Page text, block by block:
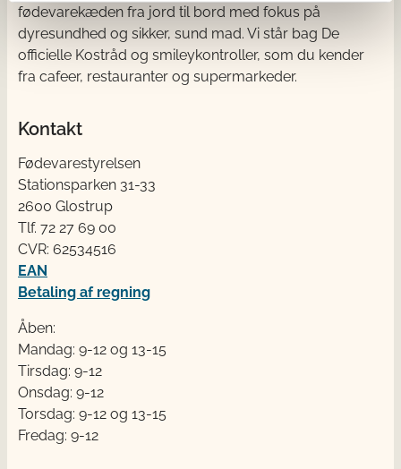
fødevarekæden fra jord til bord med fokus på
dyresundhed og sikker, sund mad. Vi står bag De
officielle Kostråd og smileykontroller, som du kender
fra cafeer, restauranter og supermarkeder.
Kontakt
Fødevarestyrelsen
Stationsparken 31-33
2600 Glostrup
Tlf. 72 2​​​7 69 00
CVR: 62534516
EAN
Betaling af regning
Åben:
Mandag: 9-12 og 13-15
Tirsdag: 9-12
Onsdag: 9-12
Torsdag: 9-12 og 13-15
Fredag: 9-12